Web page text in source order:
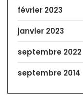
février 2023
janvier 2023
septembre 2022
septembre 2014